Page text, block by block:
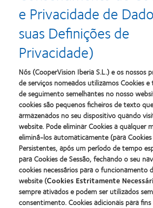
more
about
Prémio
Silmo
d’Or
para
o
melhor
produto
com
MyDay™
(2013)
more
about
Produto
do
Ano
Contacto
(2013)
Learn
about
2012
&
2010
Melhores
Empresas
para
Líderes
(2012)
Best
Learn
more
about
ODMA
2011
(2011)
Learn
more
about
2012
Leadership
100
(ML
100)
Award
Learn
more
about
2012
REBRAND
100®
Learn
more
about
Prémio
da
e Privacidade de
suas Definições de
Privacidade)
Nós (CooperVision Iberia S.L.) e os nossos
de serviços nomeados utilizamos Cookies
de seguimento semelhantes no nosso
cookies são pequenos ficheiros de texto
armazenados no seu dispositivo quando
website. Pode eliminar Cookies a qualquer
eliminá-los automaticamente (para Cookies
Persistentes, após um período de tempo
para Cookies de Sessão, fechando o seu
cookies necessários para o funcionamento
website (Cookies Estritamente
sempre ativados e podem ser utilizados
consentimento. Cookies adicionais para